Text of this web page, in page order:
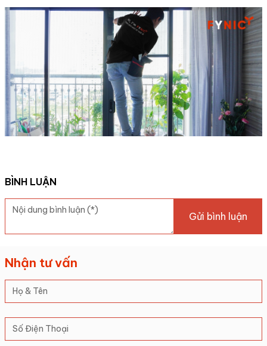
BÌNH LUẬN
Gửi bình luận
Nhận tư vấn